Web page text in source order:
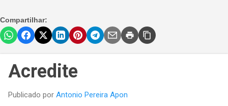
Compartilhar:
Acredite
Publicado por Antonio Pereira Apon